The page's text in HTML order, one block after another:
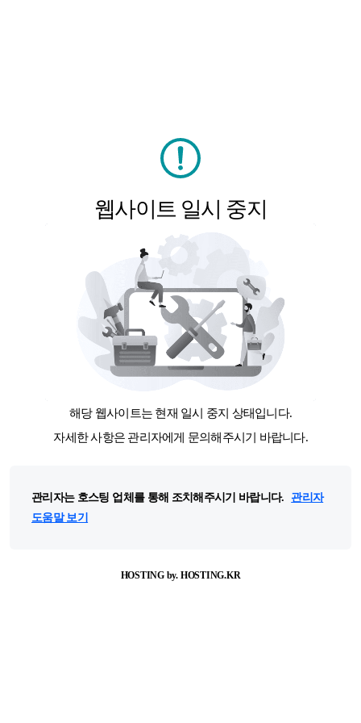
웹사이트 일시 중지
해당 웹사이트는 현재 일시 중지 상태입니다.
자세한 사항은 관리자에게 문의해주시기 바랍니다.
관리자는 호스팅 업체를 통해 조치해주시기 바랍니다.
관리자
도움말 보기
HOSTING by. HOSTING.KR